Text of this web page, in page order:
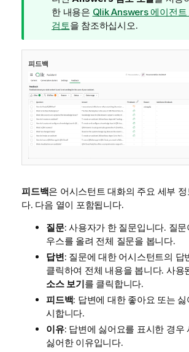
한 내용은 Qlik Answers 에이전트
검토을 참조하십시오.
피드백
피드백은 어시스턴트 대화의 주요 세부
다. 다음 열이 포함됩니다.
질문: 사용자가 한 질문입니다. 질
우스를 올려 전체 질문을 봅니다.
답변: 질문에 대한 어시스턴트의 답
클릭하여 전체 내용을 봅니다. 사용
소스 보기를 클릭합니다.
피드백: 답변에 대한 좋아요 또는
시합니다.
이유: 답변에 싫어요를 표시한 경우
싫어한 이유입니다.